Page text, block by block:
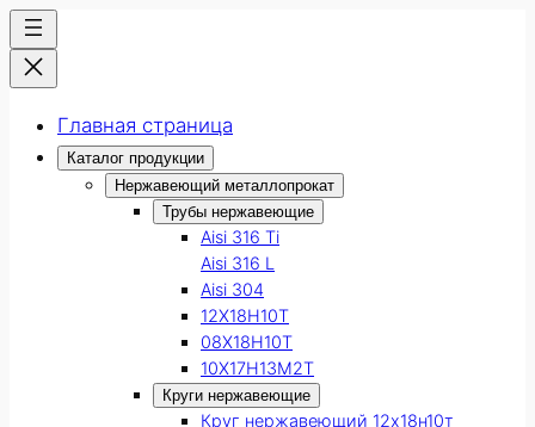
Главная страница
Каталог продукции
Нержавеющий металлопрокат
Трубы нержавеющие
Aisi 316 Ti
Aisi 316 L
Aisi 304
12Х18Н10Т
08Х18Н10Т
10Х17Н13М2Т
Круги нержавеющие
Круг нержавеющий 12х18н10т